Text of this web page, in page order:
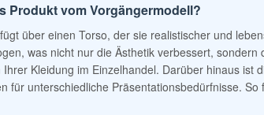
Produkt vom Vorgängermodell?
über einen Torso, der sie realistischer und
was nicht nur die Ästhetik verbessert,
Kleidung im Einzelhandel. Darüber hinaus
für unterschiedliche Präsentationsbedürfnisse.